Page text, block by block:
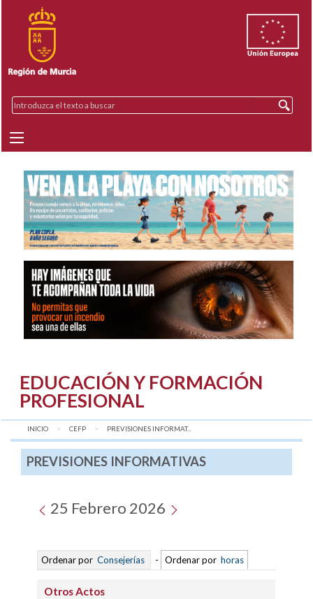
EDUCACIÓN Y FORMACIÓN
PROFESIONAL
INICIO CEFP AQUÍ:
PREVISIONES INFORMAT...
PREVISIONES INFORMATIVAS
25 Febrero 2026
Ordenar por Consejerías - Ordenar por horas
Otros Actos